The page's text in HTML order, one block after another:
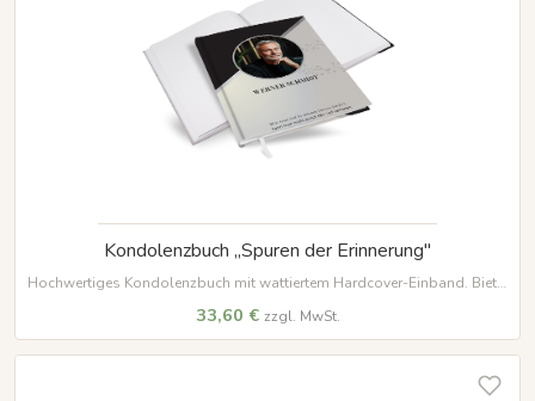
Kondolenzbuch „Spuren der Erinnerung"
Hochwertiges Kondolenzbuch mit wattiertem Hardcover-Einband. Bietet
Worte und Erinnerungen.
33,60 € zzgl. MwSt.